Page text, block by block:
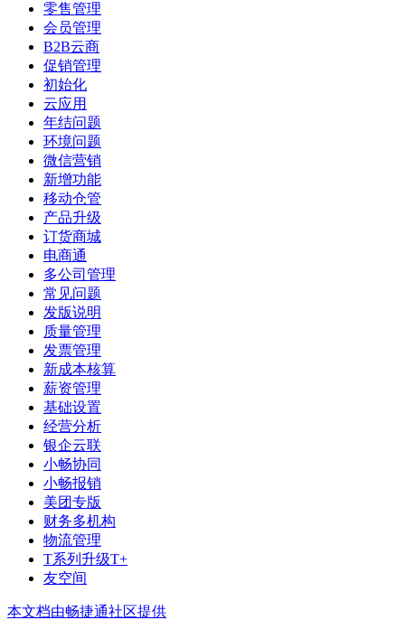
零售管理
会员管理
B2B云商
促销管理
初始化
云应用
年结问题
环境问题
微信营销
新增功能
移动仓管
产品升级
订货商城
电商通
多公司管理
常见问题
发版说明
质量管理
发票管理
新成本核算
薪资管理
基础设置
经营分析
银企云联
小畅协同
小畅报销
美团专版
财务多机构
物流管理
T系列升级T+
友空间
本文档由畅捷通社区提供